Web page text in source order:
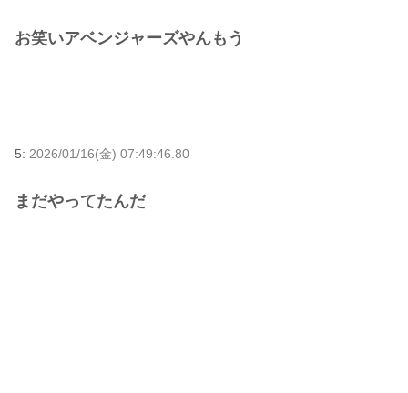
お笑いアベンジャーズやんもう
5: 2026/01/16(金) 07:49:46.80
まだやってたんだ